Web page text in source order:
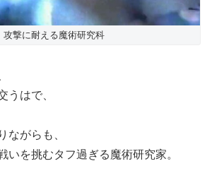
攻撃に耐える魔術研究科
うはで、
ながらも、
いを挑むタフ過ぎる魔術研究家。